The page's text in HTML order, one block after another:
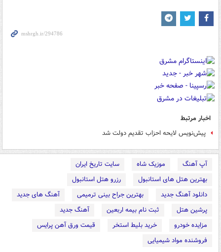
اخبار مرتبط
پیش‌نویس لایحه احزاب تقدیم دولت شد
آپ آهنگ موزیک شاه
سایت تاریخ ایران
بهترین هتل های استانبول
رزرو هتل استانبول
دانلود آهنگ جدید
بهترین جراح بینی ترمیمی
آهنگ های جدید
پرشین هتل
ثبت نام بیمه اربعین
آهنگ جدید
مزایده خودرو
خرید بلیط استخر
قیمت ورق آهن پرایس
فروشنده مواد شیمیایی